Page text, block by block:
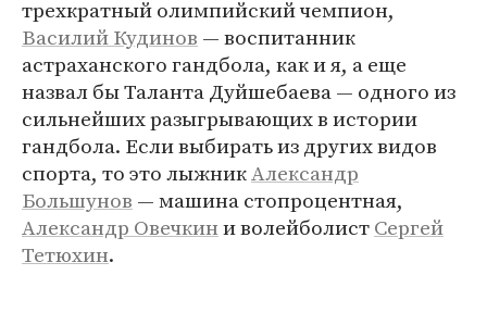
трехкратный олимпийский чемпион,
Василий Кудинов — воспитанник
астраханского гандбола, как и я, а еще
назвал бы Таланта Дуйшебаева — одного из
сильнейших разыгрывающих в истории
гандбола. Если выбирать из других видов
спорта, то это лыжникАлександр
Большунов — машина стопроцентная,
Александр Овечкини волейболистСергей
Тетюхин.